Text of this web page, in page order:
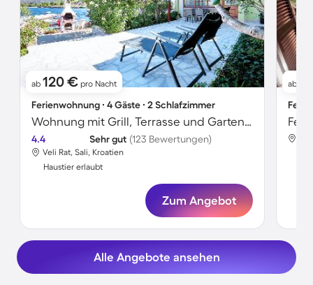
ab 120 € pro Nacht
Ferienwohnung ∙ 4 Gäste ∙ 2 Schlafzimmer
Wohnung mit Grill, Terrasse und Garten | Meerblick
4.4 Sehr gut (123 Bewertungen)
Veli Rat, Sali, Kroatien
Haustier erlaubt
Zum Angebot
ab
Alle Angebote ansehen